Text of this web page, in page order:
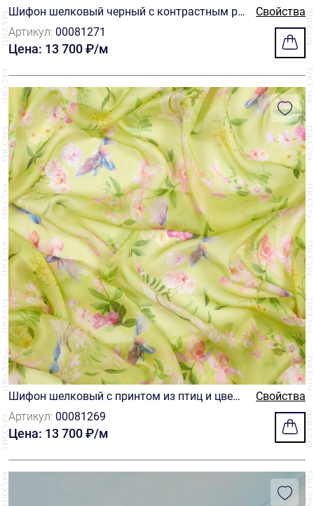
Шифон шелковый черный с контрастным ри
сунком из крыльев бабочек в серо-бежевых
тонах
Свойства
Артикул: 00081271
Цена: 13 700 ₽/м
Шифон шелковый с принтом из птиц и цвето
в на бледно-зеленом фоне
Свойства
Артикул: 00081269
Цена: 13 700 ₽/м